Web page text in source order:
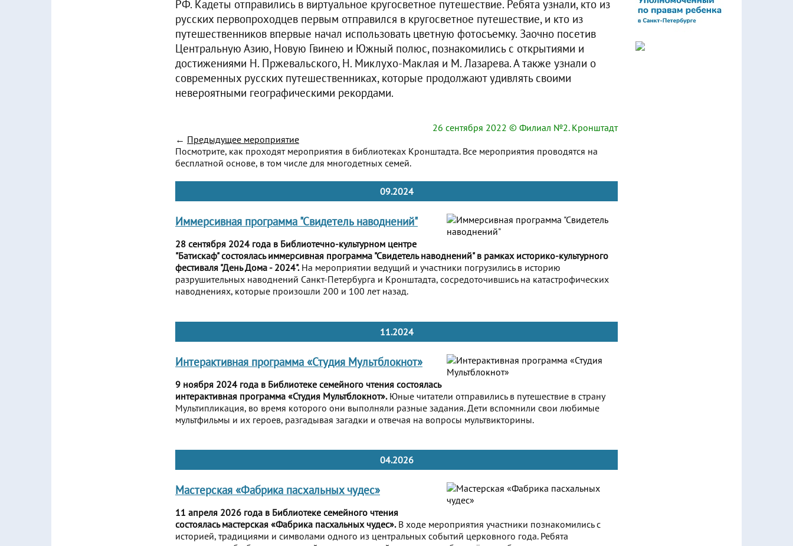
РФ. Кадеты отправились в виртуальное кругосветное путешествие. Ребята узнали, кто из
русских первопроходцев первым отправился в кругосветное путешествие, и кто из
путешественников впервые начал использовать цветную фотосъемку. Заочно посетив
Центральную Азию, Новую Гвинею и Южный полюс, познакомились с открытиями и
достижениями Н. Пржевальского, Н. Миклухо-Маклая и М. Лазарева. А также узнали о
современных русских путешественниках, которые продолжают удивлять своими
невероятными географическими рекордами.
26 сентября 2022 © Филиал №2. Кронштадт
← Предыдущее мероприятие
Посмотрите, как проходят мероприятия в библиотеках Кронштадта. Все мероприятия проводятся на
бесплатной основе, в том числе для многодетных семей.
09.2024
Иммерсивная программа "Свидетель наводнений"
28 сентября 2024 года в Библиотечно-культурном центре
"Батискаф" состоялась иммерсивная программа "Свидетель наводнений" в рамках историко-культурного
фестиваля "День Дома - 2024".На мероприятии ведущий и участники погрузились в историю
разрушительных наводнений Санкт-Петербурга и Кронштадта, сосредоточившись на катастрофических
наводнениях, которые произошли 200 и 100 лет назад.
11.2024
Интерактивная программа «Студия Мультблокнот»
9 ноября 2024 года в Библиотеке семейного чтения состоялась
интерактивная программа «Студия Мультблокнот».Юные читатели отправились в путешествие в страну
Мультипликация, во время которого они выполняли разные задания. Дети вспомнили свои любимые
мультфильмы и их героев, разгадывая загадки и отвечая на вопросы мультвикторины.
04.2026
Мастерская «Фабрика пасхальных чудес»
11 апреля 2026 года в Библиотеке семейного чтения
состоялась мастерская «Фабрика пасхальных чудес».В ходе мероприятия участники познакомились с
историей, традициями и символами одного из центральных событий церковного года. Ребята